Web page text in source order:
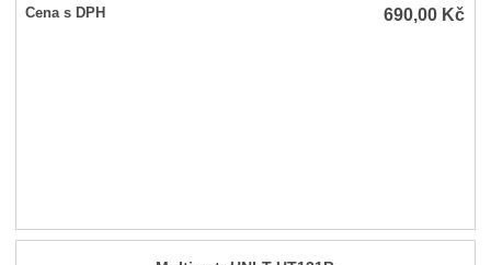
Cena s DPH 690,00 Kč